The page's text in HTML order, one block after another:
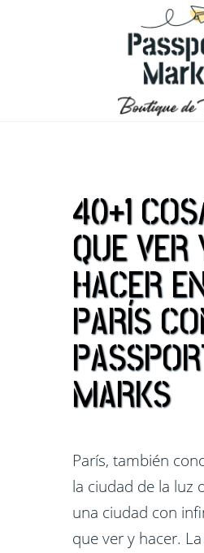
40+1
QUE VER
HACER
PARÍS
MARKS
París, también
la ciudad de la luz
una ciudad con
que ver y hacer.